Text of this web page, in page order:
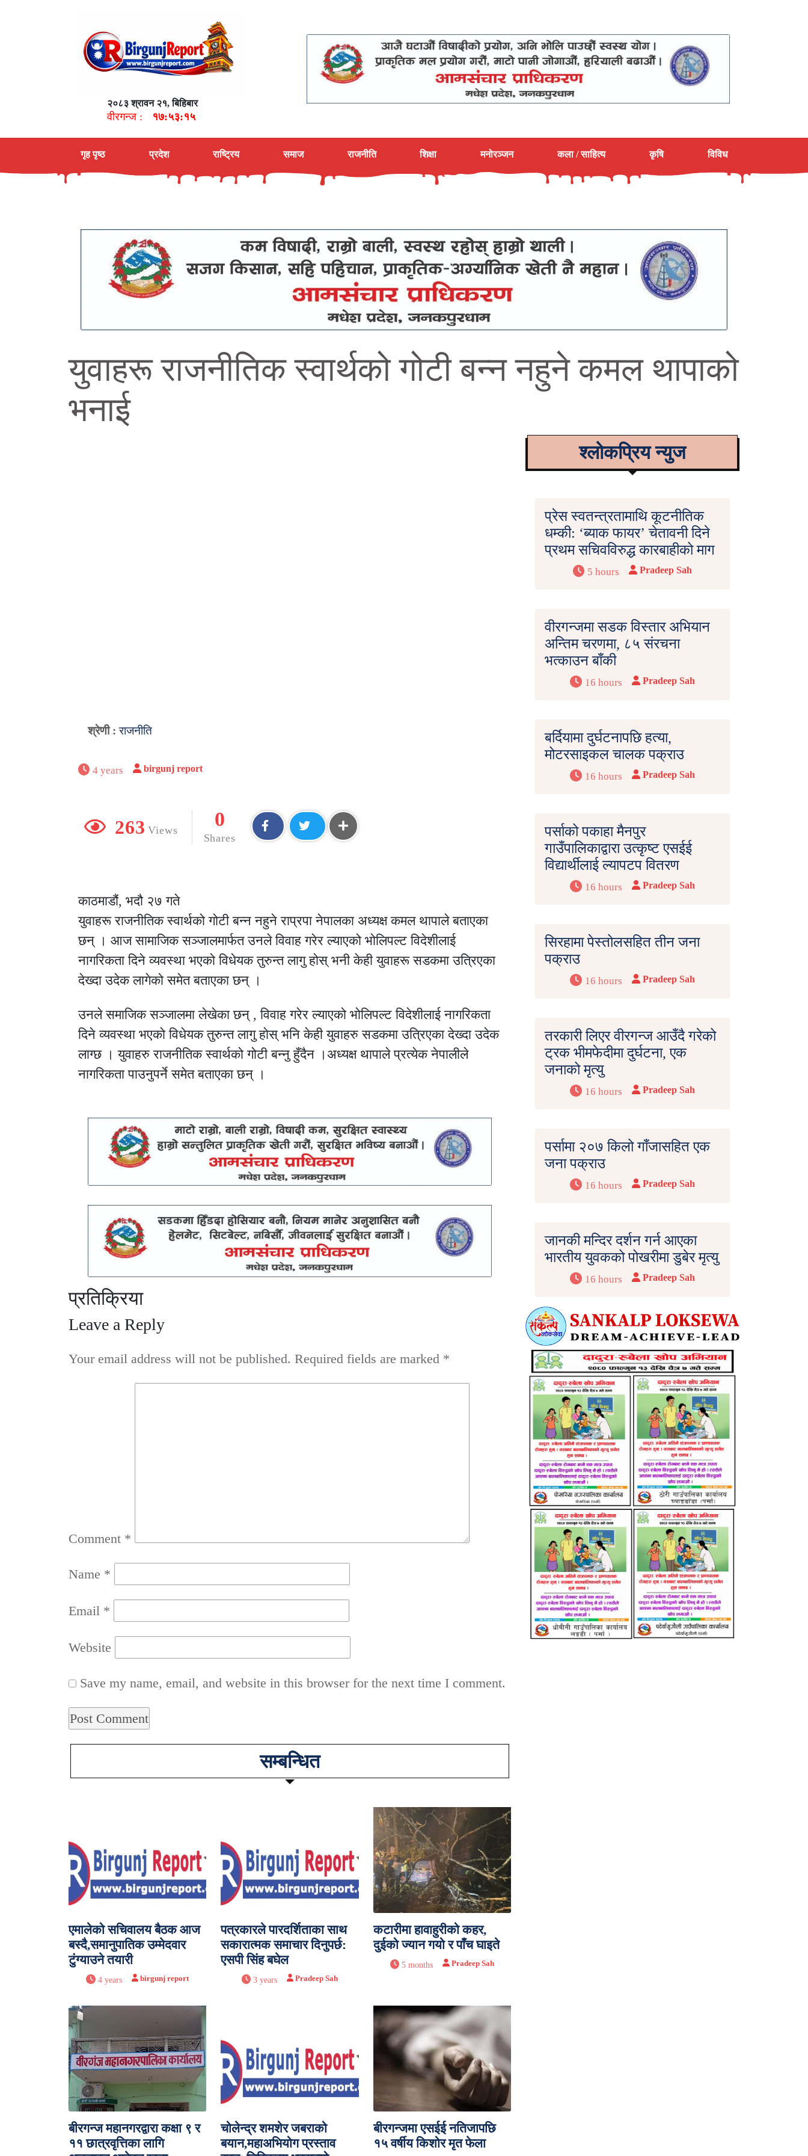
२०८३ श्रावन २१, बिहिबार
वीरगन्ज : १७:५३:१६
गृह पृष्ठ प्रदेश राष्ट्रिय समाज राजनीति शिक्षा मनोरञ्जन कला / साहित्य कृषि विविध
युवाहरू राजनीतिक स्वार्थको गोटी बन्न नहुने कमल थापाको
भनाई
श्रेणी :राजनीति
4 years birgunj report
263 Views
0
Shares
काठमाडौं, भदौ २७ गते
युवाहरू राजनीतिक स्वार्थको गोटी बन्न नहुने राप्रपा नेपालका अध्यक्ष कमल थापाले बताएका
छन् । आज सामाजिक सञ्जालमार्फत उनले विवाह गरेर ल्याएको भोलिपल्ट विदेशीलाई
नागरिकता दिने व्यवस्था भएको विधेयक तुरुन्त लागु होस् भनी केही युवाहरू सडकमा उत्रिएका
देख्दा उदेक लागेको समेत बताएका छन् ।
उनले समाजिक सञ्जालमा लेखेका छन् , विवाह गरेर ल्याएको भोलिपल्ट विदेशीलाई नागरिकता
दिने व्यवस्था भएको विधेयक तुरुन्त लागु होस् भनि केही युवाहरु सडकमा उत्रिएका देख्दा उदेक
लाग्छ । युवाहरु राजनीतिक स्वार्थको गोटी बन्नु हुँदैन ।अध्यक्ष थापाले प्रत्येक नेपालीले
नागरिकता पाउनुपर्ने समेत बताएका छन् ।
प्रतिक्रिया
Leave a Reply
Your email address will not be published. Required fields are marked *
Comment *
Name *
Email *
Website
Save my name, email, and website in this browser for the next time I comment.
सम्बन्धित
एमालेको सचिवालय बैठक आज
बस्दै,समानुपातिक उम्मेदवार
टुंग्याउने तयारी
4 years birgunj report
पत्रकारले पारदर्शिताका साथ
सकारात्मक समाचार दिनुपर्छ:
एसपी सिंह बघेल
3 years Pradeep Sah
कटारीमा हावाहुरीको कहर,
दुईको ज्यान गयो र पाँच घाइते
5 months Pradeep Sah
बीरगन्ज महानगरद्वारा कक्षा ९ र
११ छात्रवृत्तिका लागि
चोलेन्द्र शमशेर जबराको
बयान,महाअभियोग प्रस्ताव
बीरगन्जमा एसईई नतिजापछि
१५ वर्षीय किशोर मृत फेला
श्लोकप्रिय न्युज
प्रेस स्वतन्त्रतामाथि कूटनीतिक
धम्की: ‘ब्याक फायर’ चेतावनी दिने
प्रथम सचिवविरुद्ध कारबाहीको माग
5 hours Pradeep Sah
वीरगन्जमा सडक विस्तार अभियान
अन्तिम चरणमा, ८५ संरचना
भत्काउन बाँकी
16 hours Pradeep Sah
बर्दियामा दुर्घटनापछि हत्या,
मोटरसाइकल चालक पक्राउ
16 hours Pradeep Sah
पर्साको पकाहा मैनपुर
गाउँपालिकाद्वारा उत्कृष्ट एसईई
विद्यार्थीलाई ल्यापटप वितरण
16 hours Pradeep Sah
सिरहामा पेस्तोलसहित तीन जना
पक्राउ
16 hours Pradeep Sah
तरकारी लिएर वीरगन्ज आउँदै गरेको
ट्रक भीमफेदीमा दुर्घटना, एक
जनाको मृत्यु
16 hours Pradeep Sah
पर्सामा २०७ किलो गाँजासहित एक
जना पक्राउ
16 hours Pradeep Sah
जानकी मन्दिर दर्शन गर्न आएका
भारतीय युवकको पोखरीमा डुबेर मृत्यु
16 hours Pradeep Sah